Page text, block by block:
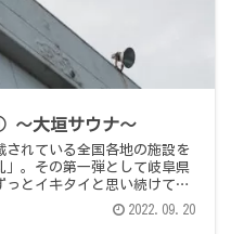
〜大垣サウナ〜
されている全国各地の施設を
」。その第一弾として岐阜県
とイキタイと思い続けてい
2022.09.20